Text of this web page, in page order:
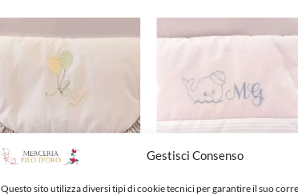
Gestisci Consenso
Questo sito utilizza diversi tipi di cookie tecnici per garantire il suo
desideri